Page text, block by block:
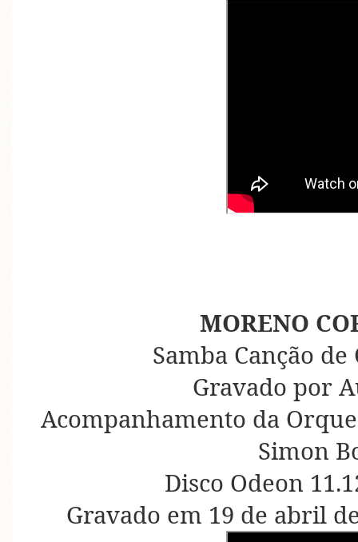
MORENO
Samba Canção
Gravado por
Acompanhamento da
Simon
Disco Odeon
Gravado em 19 de abril